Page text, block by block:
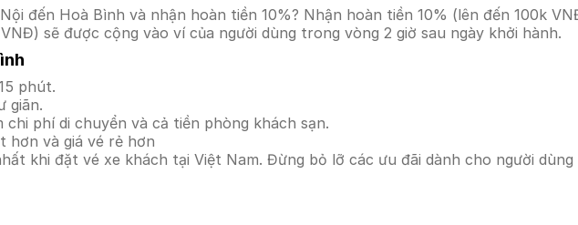
đến Hoà Bình và nhận hoàn tiền 10%? Nhận hoàn tiền 10% (lên đến 100k
sẽ được cộng vào ví của người dùng trong vòng 2 giờ sau ngày khởi hành.
phút.
giãn.
phí di chuyển và cả tiền phòng khách sạn.
hơn và giá vé rẻ hơn
khi đặt vé xe khách tại Việt Nam. Đừng bỏ lỡ các ưu đãi dành cho người